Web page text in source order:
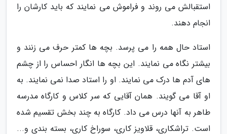
استقبالش می روند و فراموش می نمایند که باید کارشان را
انجام دهند.
استاد حال همه را می پرسد. بچه ها کمتر حرف می زنند و
بیشتر نگاه می نمایند. این بچه ها انگار احساس را از چشم
های آدم ها درک می نمایند. او را استاد صدا نمی نمایند. به
او آقا می گویند. همان آقایی که سر کلاس و کارگاه مدرسه
طاهر به آنها درس می داد. کارگاه به چند بخش تقسیم شده
است. تراشکاری، قلاویز کاری، سوراخ کاری، بسته بندی و...